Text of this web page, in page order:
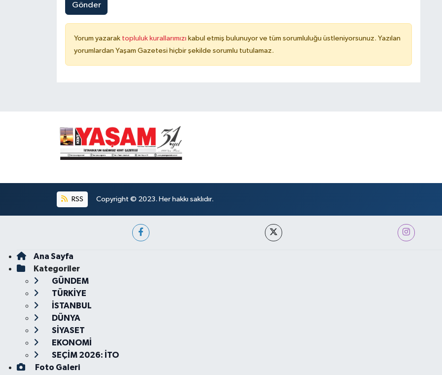
Gönder
Yorum yazarak topluluk kurallarımızı kabul etmiş bulunuyor ve tüm sorumluluğu üstleniyorsunuz. Yazılan
yorumlardan Yaşam Gazetesi hiçbir şekilde sorumlu tutulamaz.
RSS Copyright © 2023. Her hakkı saklıdır.
Ana Sayfa
Kategoriler
GÜNDEM
TÜRKİYE
İSTANBUL
DÜNYA
SİYASET
EKONOMİ
SEÇİM 2026: İTO
Foto Galeri